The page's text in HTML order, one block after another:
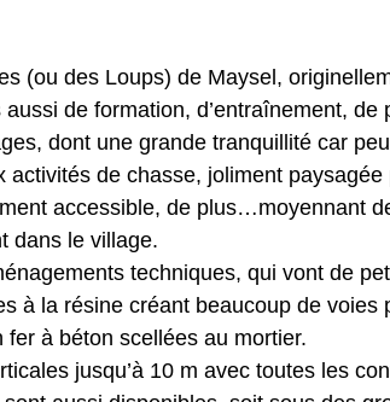
(ou des Loups) de Maysel,
de formation, d’entraînement, de
dont une grande tranquillité car
activités de chasse, joliment
accessible, de plus…moyennant
dans le village.
techniques, qui vont de
à la résine créant beaucoup de
à béton scellées au mortier.
jusqu’à 10 m avec toutes les